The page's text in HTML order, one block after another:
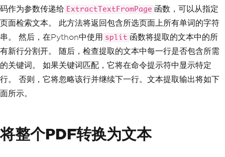
码作为参数传递给 ExtractTextFromPage 函数，可以从指定
页面检索文本。 此方法将返回包含所选页面上所有单词的字符
串。 然后，在Python中使用 split 函数将提取的文本中的所
有新行分割开。 随后，检查提取的文本中每一行是否包含所需
的关键词。 如果关键词匹配，它将在命令提示符中显示特定
行。 否则，它将忽略该行并继续下一行。文本提取输出将如下
面所示。
将整个PDF转换为文本